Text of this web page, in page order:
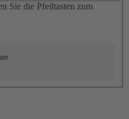
Sie die Pfeiltasten zum